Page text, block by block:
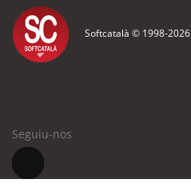
Softcatalà © 1998-2026
Seguiu-nos